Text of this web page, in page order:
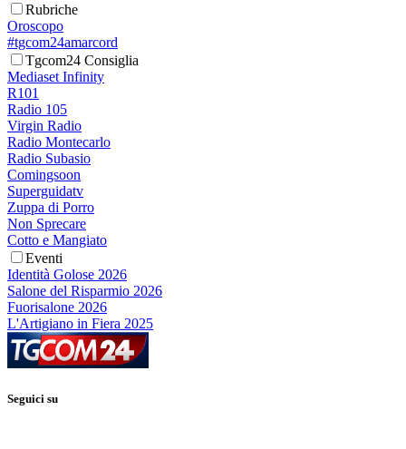
Rubriche
Oroscopo
#tgcom24amarcord
Tgcom24 Consiglia
Mediaset Infinity
R101
Radio 105
Virgin Radio
Radio Montecarlo
Radio Subasio
Comingsoon
Superguidatv
Zuppa di Porro
Non Sprecare
Cotto e Mangiato
Eventi
Identità Golose 2026
Salone del Risparmio 2026
Fuorisalone 2026
L'Artigiano in Fiera 2025
Seguici su